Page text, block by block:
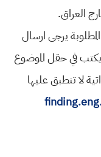
العراق.
يرجى ارسال
ويكتب في حقل الموضوع
لا تنطبق عليها